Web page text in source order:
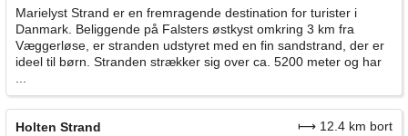
Marielyst Strand er en fremragende destination for turister i
Danmark. Beliggende på Falsters østkyst omkring 3 km fra
Væggerløse, er stranden udstyret med en fin sandstrand, der er
ideel til børn. Stranden strækker sig over ca. 5200 meter og har
...
Holten Strand
⟼ 12.4 km bort